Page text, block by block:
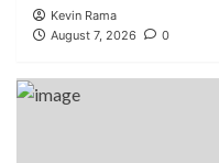
Kevin Rama
August 7, 2026
0